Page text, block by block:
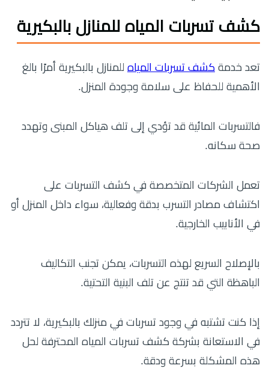
كشف تسربات المياه للمنازل بالبكيرية
تعد خدمة كشف تسربات المياه للمنازل بالبكيرية أمرًا بالغ
الأهمية للحفاظ على سلامة وجودة المنزل.
فالتسربات المائية قد تؤدي إلى تلف هياكل المبنى وتهدد
صحة سكانه.
تعمل الشركات المتخصصة في كشف التسربات على
اكتشاف مصادر التسرب بدقة وفعالية، سواء داخل المنزل أو
في الأنابيب الخارجية.
بالإصلاح السريع لهذه التسربات، يمكن تجنب التكاليف
الباهظة التي قد تنتج عن تلف البنية التحتية.
إذا كنت تشتبه في وجود تسربات في منزلك بالبكيرية، لا تتردد
في الاستعانة بشركة كشف تسربات المياه المحترفة لحل
هذه المشكلة بسرعة ودقة.